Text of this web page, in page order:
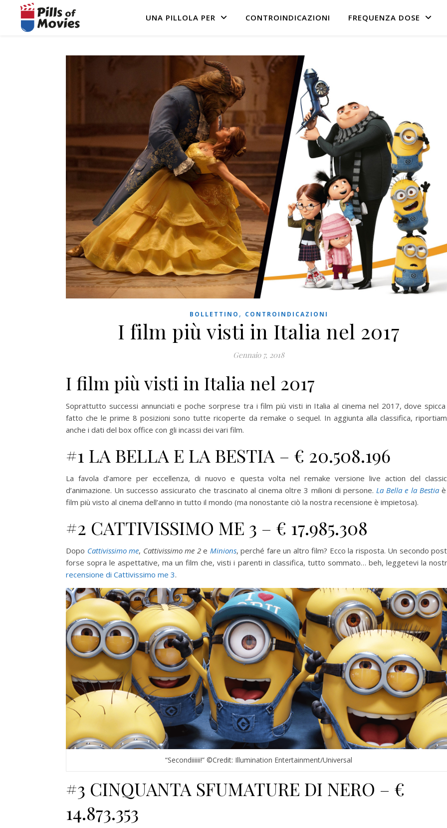
UNA PILLOLA PER CONTROINDICAZIONI FREQUENZA DOSE
BOLLETTINO , CONTROINDICAZIONI
I film più visti in Italia nel 2017
Gennaio 7, 2018
I film più visti in Italia nel 2017
Soprattutto successi annunciati e poche sorprese tra i film più visti in Italia al cinema nel 2017, dove spicca
fatto che le prime 8 posizioni sono tutte ricoperte da remake o sequel. In aggiunta alla classifica,
anche i dati del box office con gli incassi dei vari film.
#1 LA BELLA E LA BESTIA – € 20.508.196
La favola d’amore per eccellenza, di nuovo e questa volta nel remake versione live action del
d’animazione. Un successo assicurato che trascinato al cinema oltre 3 milioni di persone.La Bella e la Bestia
film più visto al cinema dell’anno in tutto il mondo (ma nonostante ciò la nostra recensione è impietosa).
#2 CATTIVISSIMO ME 3 – € 17.985.308
Dopo Cattivissimo me, Cattivissimo me 2e Minions, perché fare un altro film? Ecco la risposta. Un secondo
forse sopra le aspettative, ma un film che, visti i parenti in classifica, tutto sommato… beh, leggetevi la
recensione di Cattivissimo me 3.
“Secondiiiiii!” ©Credit: Illumination Entertainment/Universal
#3 CINQUANTA SFUMATURE DI NERO – €
14.873.353